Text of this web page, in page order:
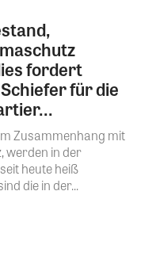
fordert
für die
Zusammenhang mit
werden in der
heute heiß
die in der...